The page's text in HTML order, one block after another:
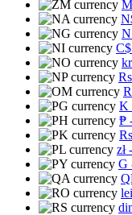
N
C$
kr
Rs
K
₱
Rs
zł
G
lei